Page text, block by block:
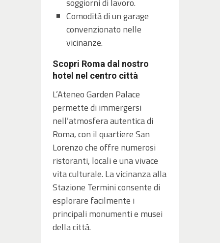
soggiorni di lavoro.
Comodità di un garage
convenzionato nelle
vicinanze.
Scopri Roma dal nostro
hotel nel centro città
L’Ateneo Garden Palace
permette di immergersi
nell’atmosfera autentica di
Roma, con il quartiere San
Lorenzo che offre numerosi
ristoranti, locali e una vivace
vita culturale. La vicinanza alla
Stazione Termini consente di
esplorare facilmente i
principali monumenti e musei
della città.